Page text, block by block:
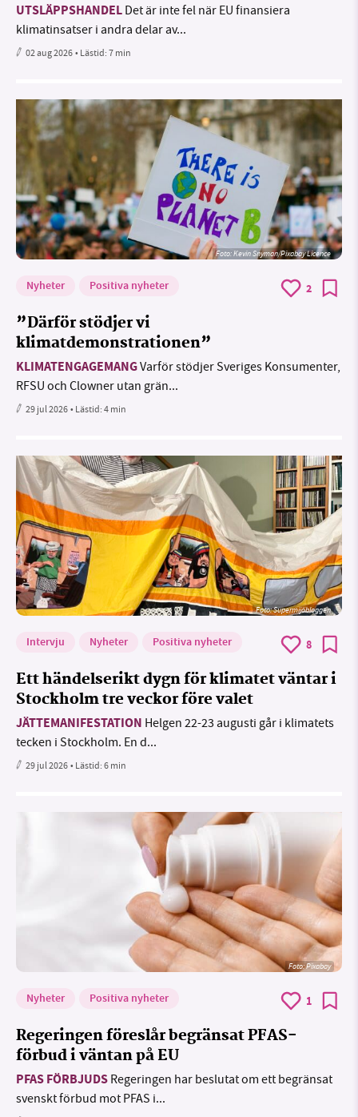
UTSLÄPPSHANDEL Det är inte fel när EU finansiera
klimatinsatser i andra delar av...
02 aug 2026• Lästid:7 min
Foto:Kevin Snyman/Pixabay Licence
Nyheter Positiva nyheter 2
”Därför stödjer vi
klimatdemonstrationen”
KLIMATENGAGEMANGVarför stödjer Sveriges Konsumenter,
RFSU och Clowner utan grän...
29 jul 2026• Lästid:4 min
Foto: Supermijöbloggen
Intervju Nyheter Positiva nyheter 8
Ett händelserikt dygn för klimatet väntar i
Stockholm tre veckor före valet
JÄTTEMANIFESTATION Helgen 22-23 augusti går i klimatets
tecken i Stockholm. En d...
29 jul 2026• Lästid:6 min
Foto:Pixabay
Nyheter Positiva nyheter 1
Regeringen föreslår begränsat PFAS-
förbud i väntan på EU
PFAS FÖRBJUDS Regeringen har beslutat om ett begränsat
svenskt förbud mot PFAS i...